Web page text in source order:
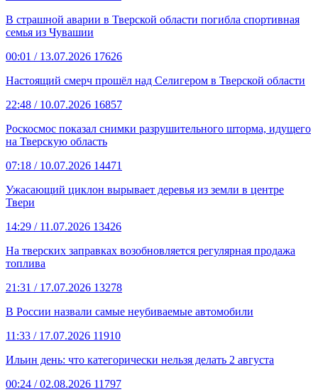
В страшной аварии в Тверской области погибла спортивная
семья из Чувашии
00:01 / 13.07.2026 17626
Настоящий смерч прошёл над Селигером в Тверской области
22:48 / 10.07.2026 16857
Роскосмос показал снимки разрушительного шторма, идущего
на Тверскую область
07:18 / 10.07.2026 14471
Ужасающий циклон вырывает деревья из земли в центре
Твери
14:29 / 11.07.2026 13426
На тверских заправках возобновляется регулярная продажа
топлива
21:31 / 17.07.2026 13278
В России назвали самые неубиваемые автомобили
11:33 / 17.07.2026 11910
Ильин день: что категорически нельзя делать 2 августа
00:24 / 02.08.2026 11797